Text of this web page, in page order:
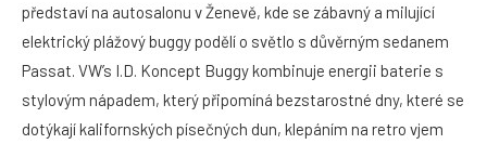
představí na autosalonu v Ženevě, kde se zábavný a milující
elektrický plážový buggy podělí o světlo s důvěrným sedanem
Passat. VW’s I.D. Koncept Buggy kombinuje energii baterie s
stylovým nápadem, který připomíná bezstarostné dny, které se
dotýkají kalifornských písečných dun, klepáním na retro vjem